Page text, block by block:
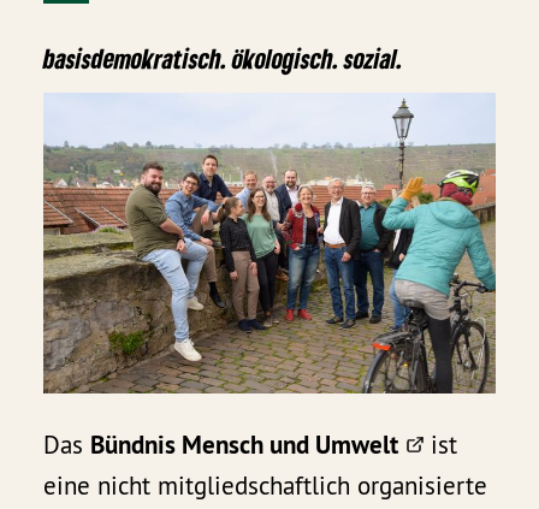
basisdemokratisch. ökologisch. sozial.
Das Bündnis Mensch und Umwelt
ist
eine nicht mitgliedschaftlich organisierte